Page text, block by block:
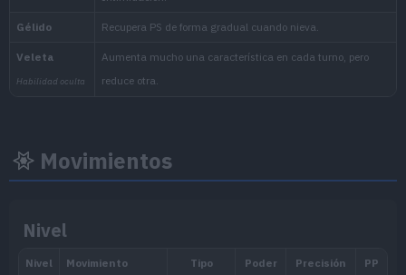
mín.
Movimientos
Nivel